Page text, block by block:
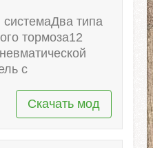
типа
тормоза12
с
Скачать мод